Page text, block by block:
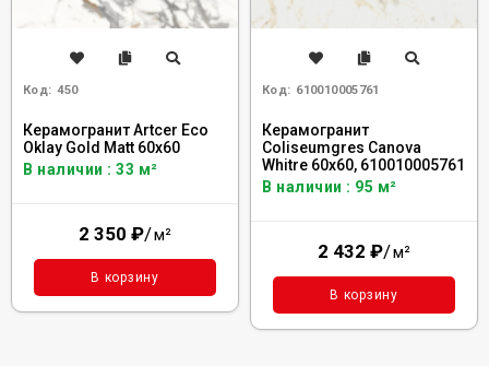
Код: 450
Керамогранит Artcer Eco
Oklay Gold Matt 60x60
В наличии : 33 м²
2 350 ₽/м²
В корзину
Код: 610010005761
Керамогранит
Coliseumgres Canova
Whitre 60x60, 610010005761
В наличии : 95 м²
2 432 ₽/м²
В корзину